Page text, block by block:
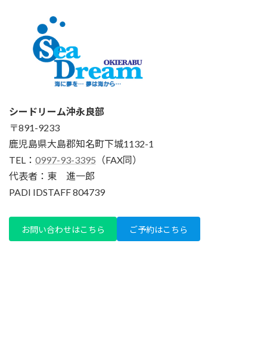
シードリーム沖永良部
〒891-9233
鹿児島県大島郡知名町下城1132-1
TEL： 0997-93-3395 （FAX同）
代表者：東 進一郎
PADI IDSTAFF 804739
お問い合わせはこちら ご予約はこちら